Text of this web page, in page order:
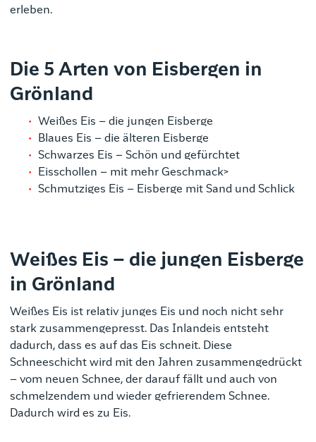
erleben.
Die 5 Arten von Eisbergen in
Grönland
Weißes Eis – die jungen Eisberge
Blaues Eis – die älteren Eisberge
Schwarzes Eis – Schön und gefürchtet
Eisschollen – mit mehr Geschmack>
Schmutziges Eis – Eisberge mit Sand und Schlick
Weißes Eis – die jungen Eisberge
in Grönland
Weißes Eis ist relativ junges Eis und noch nicht sehr
stark zusammengepresst. Das Inlandeis entsteht
dadurch, dass es auf das Eis schneit. Diese
Schneeschicht wird mit den Jahren zusammengedrückt
– vom neuen Schnee, der darauf fällt und auch von
schmelzendem und wieder gefrierendem Schnee.
Dadurch wird es zu Eis.